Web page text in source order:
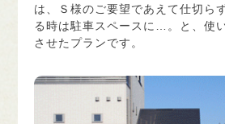
は、Ｓ様のご要望であえて仕切ら
る時は駐車スペースに…。と、使
させたプランです。